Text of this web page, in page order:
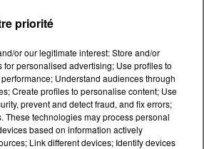
priorité
or our legitimate interest: Store and/or
personalised advertising; Use profiles to
Understand audiences through
Create profiles to personalise content; Use
prevent and detect fraud, and fix errors;
These technologies may process personal
based on information actively
Link different devices; Identify devices